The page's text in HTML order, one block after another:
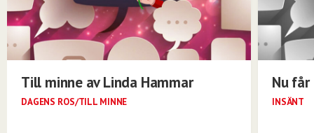
Till minne av Linda Hammar
DAGENS ROS/TILL MINNE
Nu
INSÄNT